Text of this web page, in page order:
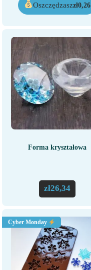
Oszczędzaszzł0,26
Forma kryształowa
zł26,34
Cyber Monday